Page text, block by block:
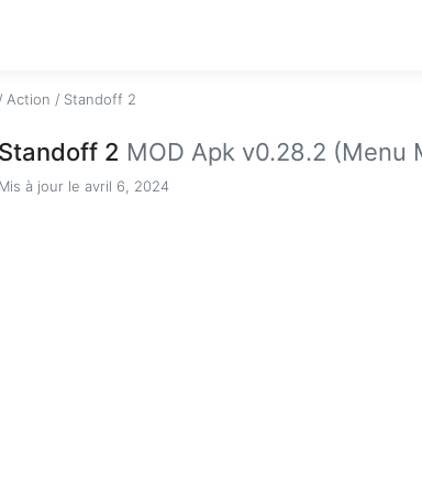
/ Action / Standoff 2
Standoff 2 MOD Apk v0.28.2 (Menu
Mis à jour le avril 6, 2024